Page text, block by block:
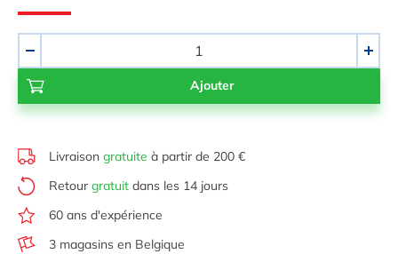
+
Livraison gratuite à partir de 200 €
Retour gratuit dans les 14 jours
60 ans d'expérience
3 magasins en Belgique